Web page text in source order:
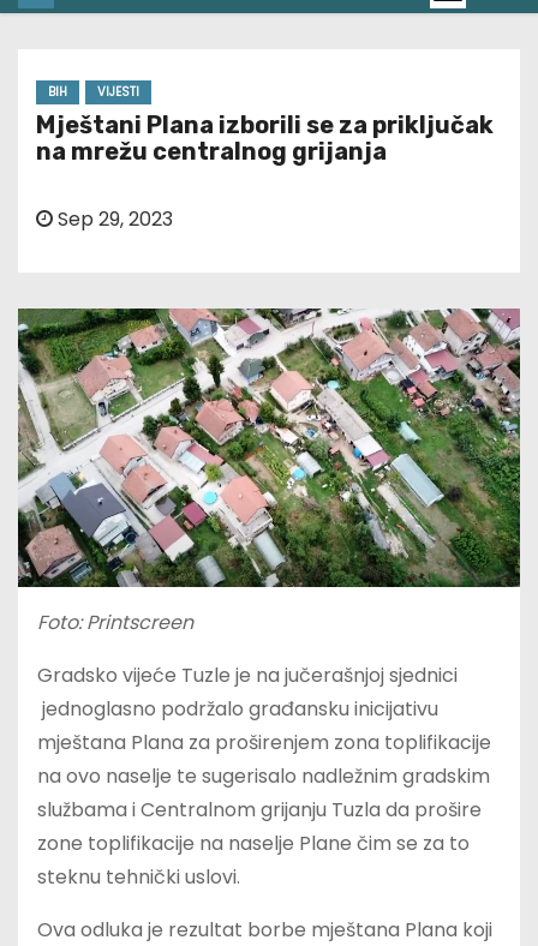
BIH VIJESTI
Mještani Plana izborili se za priključak
na mrežu centralnog grijanja
Sep 29, 2023
Foto: Printscreen
Gradsko vijeće Tuzle je na jučerašnjoj sjednici
jednoglasno podržalo građansku inicijativu
mještana Plana za proširenjem zona toplifikacije
na ovo naselje te sugerisalo nadležnim gradskim
službama i Centralnom grijanju Tuzla da prošire
zone toplifikacije na naselje Plane čim se za to
steknu tehnički uslovi.
Ova odluka je rezultat borbe mještana Plana koji